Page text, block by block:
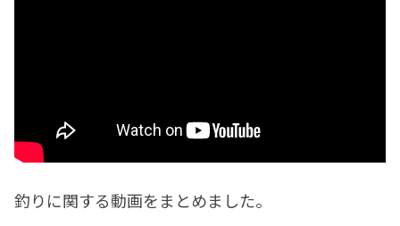
釣りに関する動画をまとめました。